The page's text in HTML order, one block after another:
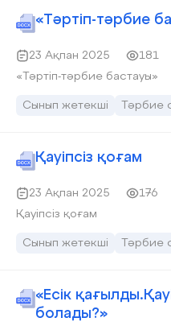
«Тәртіп-тәрбие
23 Ақпан 2025
181
«Тәртіп-тәрбие бастауы»
Сынып жетекші Тәрбие
Қауіпсіз қоғам
23 Ақпан 2025
176
Қауіпсіз қоғам
Сынып жетекші Тәрбие
«Есік
болады?»